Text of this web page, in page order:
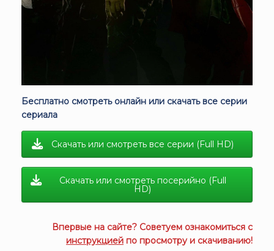
Бесплатно смотреть онлайн или скачать все серии
сериала
Скачать или смотреть все серии (Full HD)
Скачать или смотреть посерийно (Full
HD)
Впервые на сайте? Советуем ознакомиться с
инструкцией по просмотру и скачиванию!